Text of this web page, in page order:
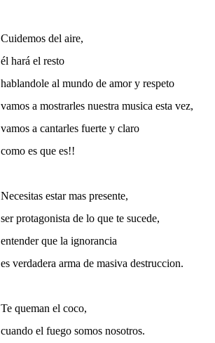
Cuidemos del aire,
él hará el resto
hablandole al mundo de amor y respeto
vamos a mostrarles nuestra musica esta vez,
vamos a cantarles fuerte y claro
como es que es!!
Necesitas estar mas presente,
ser protagonista de lo que te sucede,
entender que la ignorancia
es verdadera arma de masiva destruccion.
Te queman el coco,
cuando el fuego somos nosotros.